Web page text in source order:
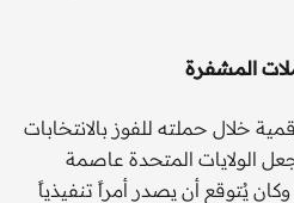
المشفرة
خلال حملته للفوز بالانتخابات
الولايات المتحدة عاصمة
يُتوقع أن يصدر أمراً تنفيذياً